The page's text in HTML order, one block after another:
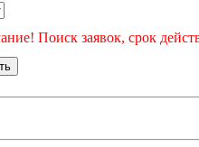
Поиск заявок, срок